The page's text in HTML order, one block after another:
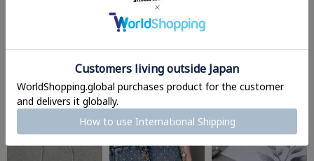
トチェーン/シンプル＜
メール便対応＞
1,650 (税込)
ーン/シンプル＜メール
便対応＞
¥1,760
パード/#平成ギャル＜メ
ール便対応＞